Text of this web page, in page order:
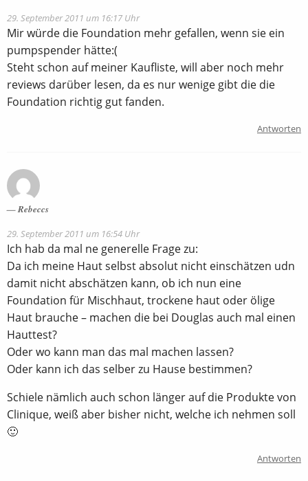
29. September 2011 um 16:17 Uhr
Mir würde die Foundation mehr gefallen, wenn sie ein
pumpspender hätte:(
Steht schon auf meiner Kaufliste, will aber noch mehr
reviews darüber lesen, da es nur wenige gibt die die
Foundation richtig gut fanden.
Antworten
Rebeccs
29. September 2011 um 16:54 Uhr
Ich hab da mal ne generelle Frage zu:
Da ich meine Haut selbst absolut nicht einschätzen udn
damit nicht abschätzen kann, ob ich nun eine
Foundation für Mischhaut, trockene haut oder ölige
Haut brauche – machen die bei Douglas auch mal einen
Hauttest?
Oder wo kann man das mal machen lassen?
Oder kann ich das selber zu Hause bestimmen?
Schiele nämlich auch schon länger auf die Produkte von
Clinique, weiß aber bisher nicht, welche ich nehmen soll
🙂
Antworten